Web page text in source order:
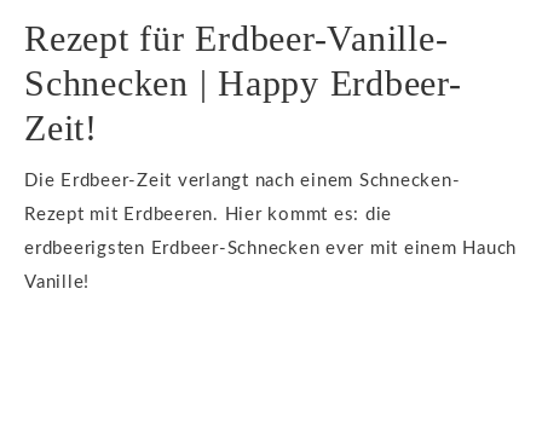
Rezept für Erdbeer-Vanille-
Schnecken | Happy Erdbeer-
Zeit!
Die Erdbeer-Zeit verlangt nach einem Schnecken-
Rezept mit Erdbeeren. Hier kommt es: die
erdbeerigsten Erdbeer-Schnecken ever mit einem Hauch
Vanille!